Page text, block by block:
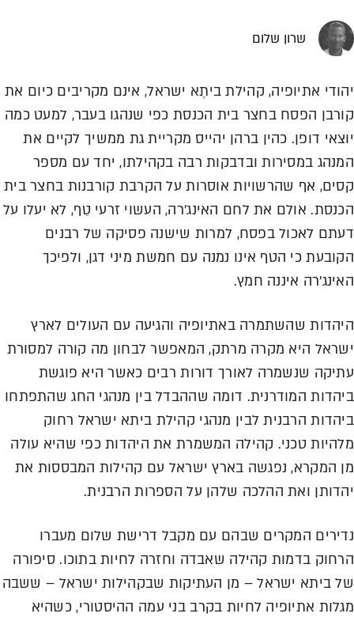
שרון שלום
יהודי אתיופיה, קהילת ביתֶא ישראל, אינם מקריבים כיום את
קורבן הפסח בחצר בית הכנסת כפי שנהגו בעבר, למעט כמה
יוצאי דופן. כהין ברהן יהייס מקריית גת ממשיך לקיים את
המנהג במסירות ובדבקות רבה בקהילתו, יחד עם מספר
קסים, אף שהרשויות אוסרות על הקרבת קורבנות בחצר בית
הכנסת. אולם את לחם האינג'רה, העשוי זרעי טֵף, לא יעלו על
דעתם לאכול בפסח, למרות שישנה פסיקה של רבנים
הקובעת כי הטף אינו נמנה עם חמשת מיני דגן, ולפיכך
האינג'רה איננה חמץ.
היהדות שהשתמרה באתיופיה והגיעה עם העולים לארץ
ישראל היא מקרה מרתק, המאפשר לבחון מה קורה למסורת
עתיקה שנשמרה לאורך דורות רבים כאשר היא פוגשת
ביהדות המודרנית. דומה שההבדל בין מנהגי החג שהתפתחו
ביהדות הרבנית לבין מנהגי קהילת ביתא ישראל רחוק
מלהיות טכני. קהילה המשמרת את היהדות כפי שהיא עולה
מן המקרא, נפגשה בארץ ישראל עם קהילות המבססות את
יהדותן ואת ההלכה שלהן על הספרות הרבנית.
נדירים המקרים שבהם עם מקבל דרישת שלום מעברו
הרחוק בדמות קהילה שאבדה וחזרה לחיות בתוכו. סיפורה
של ביתא ישראל – מן העתיקות שבקהילות ישראל – ששבה
מגלות אתיופיה לחיות בקרב בני עמה ההיסטורי, כשהיא